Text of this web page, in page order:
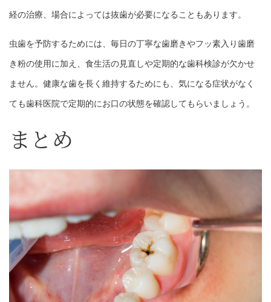
経の治療、場合によっては抜歯が必要になることもあります。
虫歯を予防するためには、毎日の丁寧な歯磨きやフッ素入り歯磨
き粉の使用に加え、食生活の見直しや定期的な歯科検診が欠かせ
ません。健康な歯を長く維持するためにも、気になる症状がなく
ても歯科医院で定期的にお口の状態を確認してもらいましょう。
まとめ